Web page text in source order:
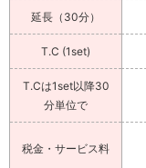
延長（30分）
T.C (1set)
T.Cは1set以降30
分単位で
税金・サービス料